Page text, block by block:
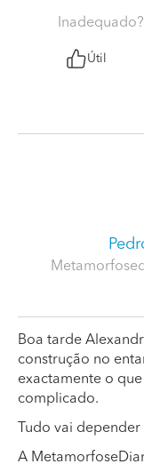
Útil
Boa tarde
construção no
exactamente o
complicado.
Tudo vai
A